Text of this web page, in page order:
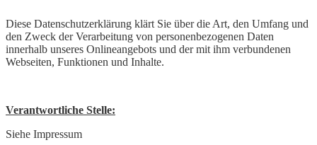
Diese Datenschutzerklärung klärt Sie über die Art, den Umfang und
den Zweck der Verarbeitung von personenbezogenen Daten
innerhalb unseres Onlineangebots und der mit ihm verbundenen
Webseiten, Funktionen und Inhalte.
Verantwortliche Stelle:
Siehe Impressum